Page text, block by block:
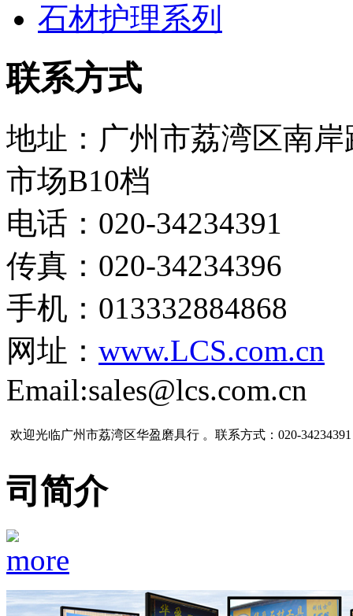
石材护理系列
联系方式
地址：广州市荔湾区南
市场B10档
电话：020-34234391
传真：020-34234396
手机：013332884868
网址： www.LCS.com.cn
Email:sales@lcs.com.cn
欢迎光临广州市荔湾区华盈磨具行 。联系方式：020-34234391
司简介